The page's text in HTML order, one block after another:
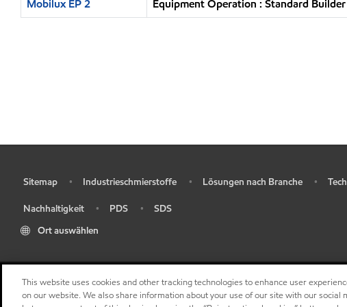
Mobilux EP 2 Equipment Operation : Standard
Sitemap • Industrieschmierstoffe • Lösungen nach Branche •
Nachhaltigkeit • PDS •
SDS
Ort auswählen
This website uses cookies and other tracking technologies to enhance user
on our website. We also share information about your use of our site with our social